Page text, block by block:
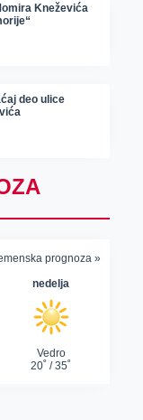
Kneževića
deo ulice